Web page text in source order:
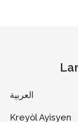
Kreyòl Ayisyen